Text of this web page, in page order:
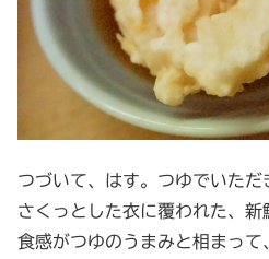
つづいて、はす。つゆでいただ
さくっとした衣に覆われた、
食感がつゆのうまみと相まって